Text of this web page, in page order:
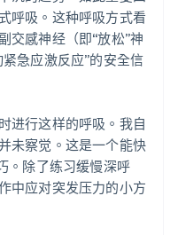
呼吸。这种呼吸方式看
感神经（即“放松”神
急应激反应”的安全信
进行这样的呼吸。我自
未察觉。这是一个能快
。除了练习缓慢深呼
中应对突发压力的小方